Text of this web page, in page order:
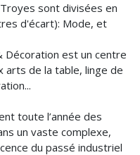
sont divisées en
d'écart): Mode, et
Décoration est un centre
arts de la table, linge de
toute l’année des
un vaste complexe,
du passé industriel